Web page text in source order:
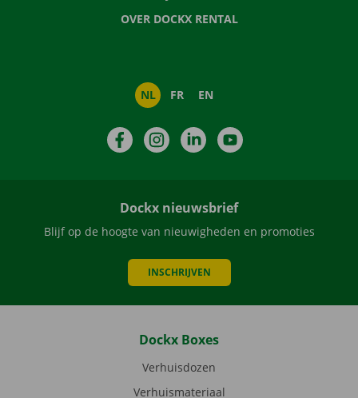
OVER DOCKX RENTAL
NL FR EN
FacebookInstagramLinkedIn
Dockx nieuwsbrief
Blijf op de hoogte van nieuwigheden en promoties
INSCHRIJVEN
Dockx Boxes
Verhuisdozen
Verhuismateriaal